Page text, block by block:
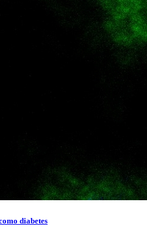
diabetes